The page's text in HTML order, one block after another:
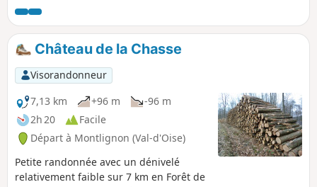
Château de la Chasse
Visorandonneur
7,13 km
+96 m
-96 m
2h 20
Facile
Départ à Montlignon (Val-d'Oise)
Petite randonnée avec un dénivelé
relativement faible sur 7 km en Forêt de